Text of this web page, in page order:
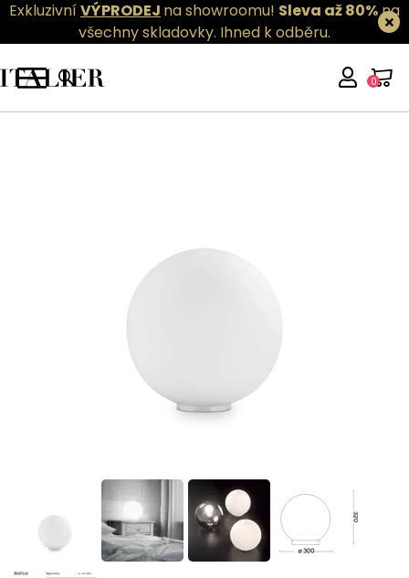
ExkluzivníVÝPRODEJ na showroomu! Sleva až 80%na
všechny skladovky. Ihned k odběru.
0